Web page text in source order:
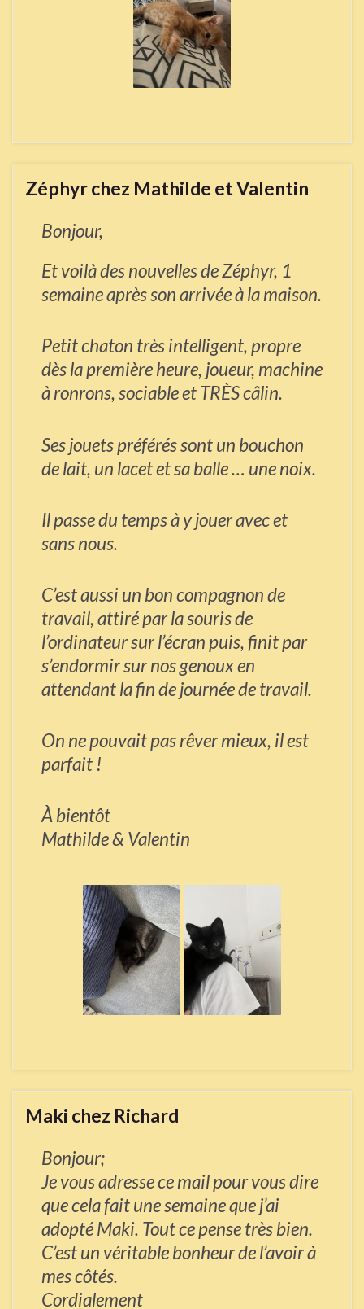
Zéphyr chez Mathilde et Valentin
Bonjour,
Et voilà des nouvelles de Zéphyr, 1
semaine après son arrivée à la maison.
Petit chaton très intelligent, propre
dès la première heure, joueur, machine
à ronrons, sociable et TRÈS câlin.
Ses jouets préférés sont un bouchon
de lait, un lacet et sa balle … une noix.
Il passe du temps à y jouer avec et
sans nous.
C’est aussi un bon compagnon de
travail, attiré par la souris de
l’ordinateur sur l’écran puis, finit par
s’endormir sur nos genoux en
attendant la fin de journée de travail.
On ne pouvait pas rêver mieux, il est
parfait !
À bientôt
Mathilde & Valentin
Maki chez Richard
Bonjour;
Je vous adresse ce mail pour vous dire
que cela fait une semaine que j’ai
adopté Maki. Tout ce pense très bien.
C’est un véritable bonheur de l’avoir à
mes côtés.
Cordialement